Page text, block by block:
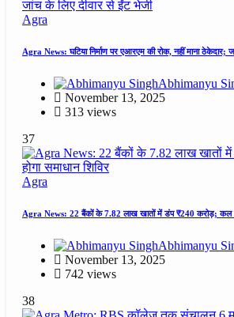
Agra
Agra News: घटिया निर्माण पर एआरएम की रोक, नहीं माना ठेकेदार;
Abhimanyu
November 13, 2025
313 views
37
Agra
Agra News: 22 बैंकों के 7.82 लाख खातों में डंप ₹240 करोड़; कल
Abhimanyu
November 13, 2025
742 views
38